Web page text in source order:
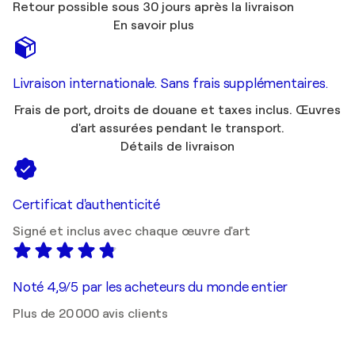
Retour possible sous 30 jours après la livraison
En savoir plus
Livraison internationale. Sans frais supplémentaires.
Frais de port, droits de douane et taxes inclus. Œuvres
d'art assurées pendant le transport.
Détails de livraison
Certificat d'authenticité
Signé et inclus avec chaque œuvre d'art
Noté 4,9/5 par les acheteurs du monde entier
Plus de 20 000 avis clients